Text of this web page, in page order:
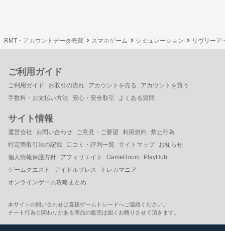
RMT・アカウントデータ売買 スマホゲーム シミュレーション リヴリーア
ご利用ガイド
ご利用ガイド お取引の流れ アカウントを売る
アカウントを買う
手数料・お支払い方法 安心・安全取引 よくある質問
サイト情報
運営会社 お問い合わせ ご意見・ご要望 利用規約
禁止行為
特定商取引法の記載
口コミ・評判一覧 サイトマップ
お知らせ
個人情報保護方針
アフィリエイト GameRoom
PlayHub
ゲームクエスト
アイドルプレス
トレカマニア
オンラインゲーム攻略まとめ
本サイトの問い合わせは直接ゲームトレードへご連絡ください。
チート行為と関わりがある商品の販売は固くお断りさせて頂きます。